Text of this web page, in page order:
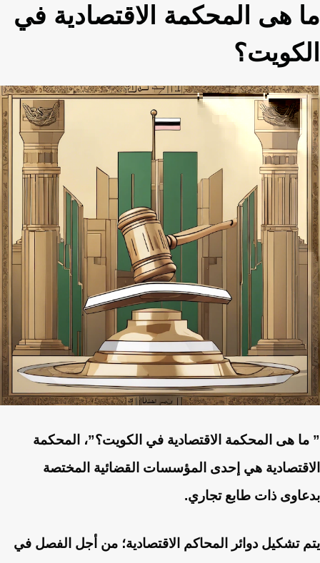
ما هى المحكمة الاقتصادية في
الكويت؟
” ما هى المحكمة الاقتصادية في الكويت؟”، المحكمة
الاقتصادية هي إحدى المؤسسات القضائية المختصة
بدعاوى ذات طابع تجاري.
يتم تشكيل دوائر المحاكم الاقتصادية؛ من أجل الفصل في